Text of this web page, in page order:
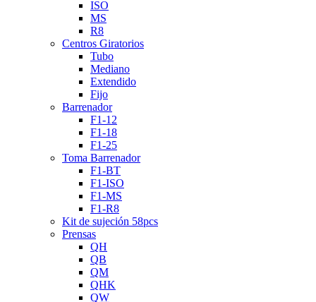
ISO
MS
R8
Centros Giratorios
Tubo
Mediano
Extendido
Fijo
Barrenador
F1-12
F1-18
F1-25
Toma Barrenador
F1-BT
F1-ISO
F1-MS
F1-R8
Kit de sujeción 58pcs
Prensas
QH
QB
QM
QHK
QW